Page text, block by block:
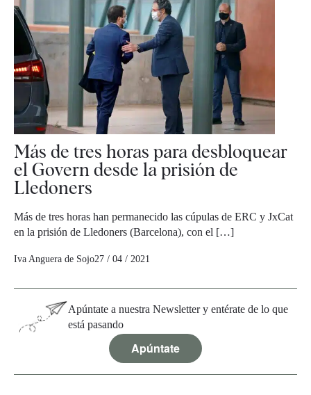
Más de tres horas para desbloquear
el Govern desde la prisión de
Lledoners
Más de tres horas han permanecido las cúpulas de ERC y JxCat
en la prisión de Lledoners (Barcelona), con el […]
Iva Anguera de Sojo27 / 04 / 2021
Apúntate a nuestra Newsletter y entérate de lo que
está pasando
Apúntate